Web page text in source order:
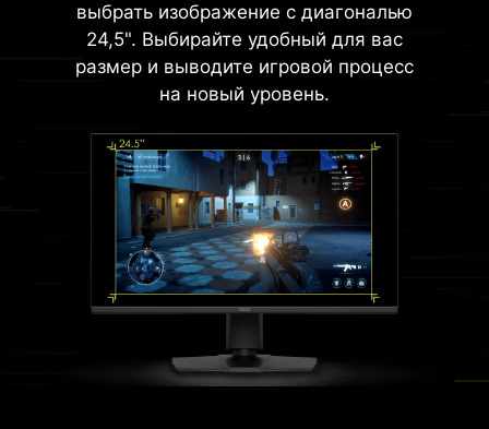
выбрать изображение с диагональю
24,5". Выбирайте удобный для вас
размер и выводите игровой процесс
на новый уровень.